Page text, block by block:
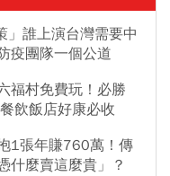
」誰上演台灣需要中
疫團隊一個公道
福村免費玩！必勝
飲飯店好康必收
1張年賺760萬！傳
什麼賣這麼貴」？